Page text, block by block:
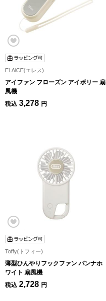
ELAiCE(エレス)
アイファン フローズン アイボリー 扇
風機
税込 3,278 円
Toffy(トフィー)
薄型ひんやりフックファン パンナホ
ワイト 扇風機
税込 2,728 円